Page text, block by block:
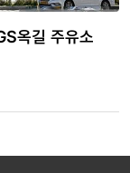
옥길 주유소